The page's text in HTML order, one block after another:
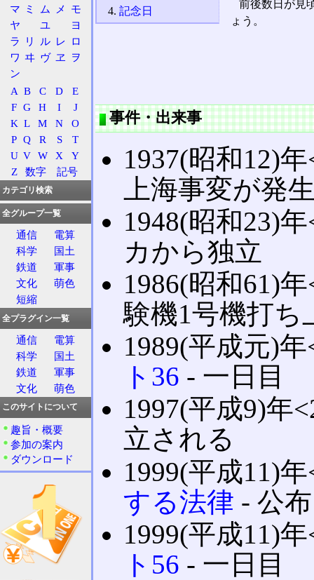
記念日
前後数日が見
ょう。
事件・出来事
1937(昭和12)
上海事変が発
1948(昭和23)
カから独立
1986(昭和61)
験機1号機打ち
1989(平成元)
ト36 ‐ 一日目
1997(平成9)年
立される
1999(平成11)
する法律 ‐ 公
1999(平成11)
ト56 ‐ 一日目
マ ミ ム メ
モ
ヤ
ユ
ヨ
ラ
リ ル レ ロ
ワ ヰ ヴ ヱ
ヲ
ン
A B C D
E
F G H I
J
K L M N
O
P Q R S
T
U V W X
Y
Z
数字 記号
カテゴリ検索
全グループ一覧
通信
電算
科学
国土
鉄道
軍事
文化
萌色
短縮
全プラグイン一覧
通信
電算
科学
国土
鉄道
軍事
文化
萌色
このサイトについて
趣旨・概要
参加の案内
ダウンロード